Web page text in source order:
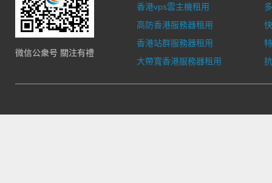
微信公衆号 關注有禮
香港vps雲主機租用
高防香港服務器租用
香港站群服務器租用
大帶寬香港服務器租用